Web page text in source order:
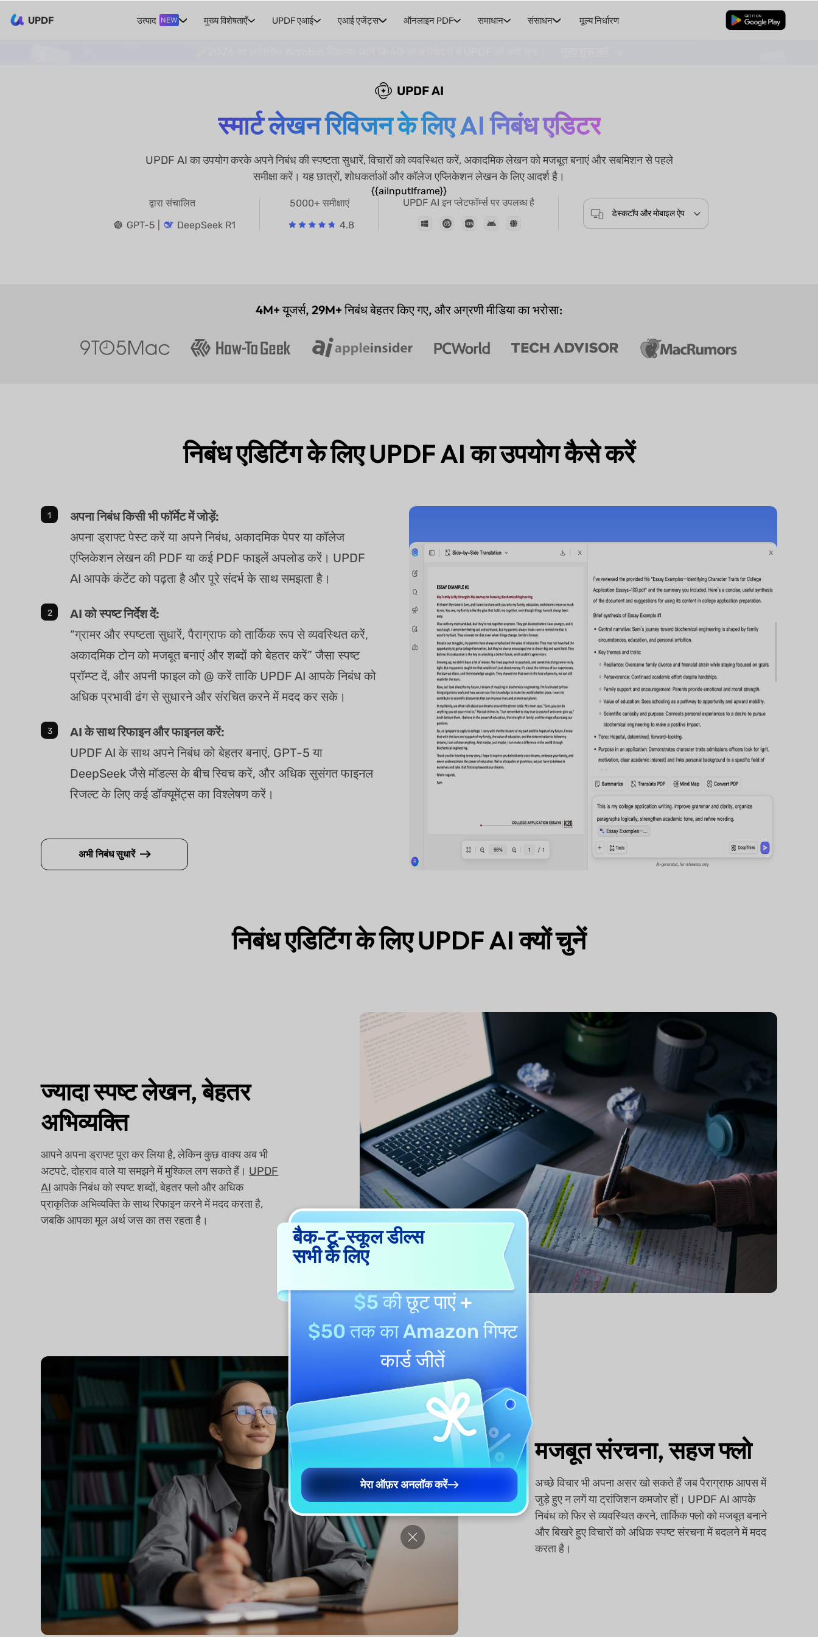
UPDF उत्पाद NEW मुख्य विशेषताएँ UPDF एआई एआई एजेंट्स ऑनलाइन PDF समाधान संसाधन मूल्य निर्धारण मुफ्त डाउनलोड
UPDF AI
स्मार्ट लेखन रिविजन के लिए AI निबंध एडिटर
UPDF AI का उपयोग करके अपने निबंध की स्पष्टता सुधारें, विचारों को व्यवस्थित करें, अकादमिक लेखन को मजबूत बनाएं और सबमिशन से पहले
समीक्षा करें। यह छात्रों, शोधकर्ताओं और कॉलेज एप्लिकेशन लेखन के लिए आदर्श है।
{{aiInputIframe}}
द्वारा संचालित
GPT-5 |
DeepSeek R1
5000+ समीक्षाएं
4.8
UPDF AI इन प्लेटफॉर्म्स पर उपलब्ध है
डेस्कटॉप और मोबाइल ऐप
4M+यूजर्स, 29M+निबंध बेहतर किए गए, और अग्रणी मीडिया का भरोसा:
निबंध एडिटिंग के लिए UPDF AI का उपयोग कैसे करें
अपना निबंध किसी भी फॉर्मेट में जोड़ें:
अपना ड्राफ्ट पेस्ट करें या अपने निबंध, अकादमिक पेपर या कॉलेज
एप्लिकेशन लेखन की PDF या कई PDF फाइलें अपलोड करें। UPDF
AI आपके कंटेंट को पढ़ता है और पूरे संदर्भ के साथ समझता है।
AI को स्पष्ट निर्देश दें:
“ग्रामर और स्पष्टता सुधारें, पैराग्राफ को तार्किक रूप से व्यवस्थित करें,
अकादमिक टोन को मजबूत बनाएं और शब्दों को बेहतर करें” जैसा स्पष्ट
प्रॉम्प्ट दें, और अपनी फाइल को @ करें ताकि UPDF AI आपके निबंध को
अधिक प्रभावी ढंग से सुधारने और संरचित करने में मदद कर सके।
AI के साथ रिफाइन और फाइनल करें:
UPDF AI के साथ अपने निबंध को बेहतर बनाएं, GPT-5 या
DeepSeek जैसे मॉडल्स के बीच स्विच करें, और अधिक सुसंगत फाइनल
रिजल्ट के लिए कई डॉक्यूमेंट्स का विश्लेषण करें।
अभी निबंध सुधारें
निबंध एडिटिंग के लिए UPDF AI क्यों चुनें
ज्यादा स्पष्ट लेखन, बेहतर
अभिव्यक्ति
आपने अपना ड्राफ्ट पूरा कर लिया है, लेकिन कुछ वाक्य अब भी
अटपटे, दोहराव वाले या समझने में मुश्किल लग सकते हैं। UPDF
AI आपके निबंध को स्पष्ट शब्दों, बेहतर फ्लो और अधिक
प्राकृतिक अभिव्यक्ति के साथ रिफाइन करने में मदद करता है,
जबकि आपका मूल अर्थ जस का तस रहता है।
मजबूत संरचना, सहज फ्लो
अच्छे विचार भी अपना असर खो सकते हैं जब पैराग्राफ आपस में
जुड़े हुए न लगें या ट्रांजिशन कमजोर हों। UPDF AI आपके
निबंध को फिर से व्यवस्थित करने, तार्किक फ्लो को मजबूत बनाने
और बिखरे हुए विचारों को अधिक स्पष्ट संरचना में बदलने में मदद
करता है।
बैक-टू-स्कूल डील्स
सभी के लिए
$5 की छूटपाएं +
$50 तक का Amazon गिफ्ट
कार्डजीतें
मेरा ऑफ़र अनलॉक करें